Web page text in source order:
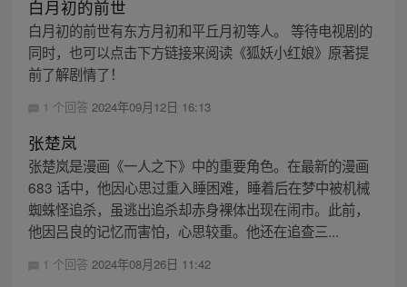
白月初的前世
白月初的前世有东方月初和平丘月初等人。 等待电视剧的
同时，也可以点击下方链接来阅读《狐妖小红娘》原著提
前了解剧情了！
1 个回答 2024年09月12日 16:13
张楚岚
张楚岚是漫画《一人之下》中的重要角色。在最新的漫画
683 话中，他因心思过重入睡困难，睡着后在梦中被机械
蜘蛛怪追杀，虽逃出追杀却赤身裸体出现在闹市。此前，
他因吕良的记忆而害怕，心思较重。他还在追查三...
1 个回答 2024年08月26日 11:42